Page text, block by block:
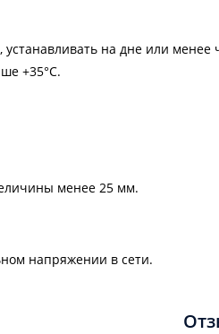
на дне или
+35°С.
менее 25 мм.
напряжении в сети.